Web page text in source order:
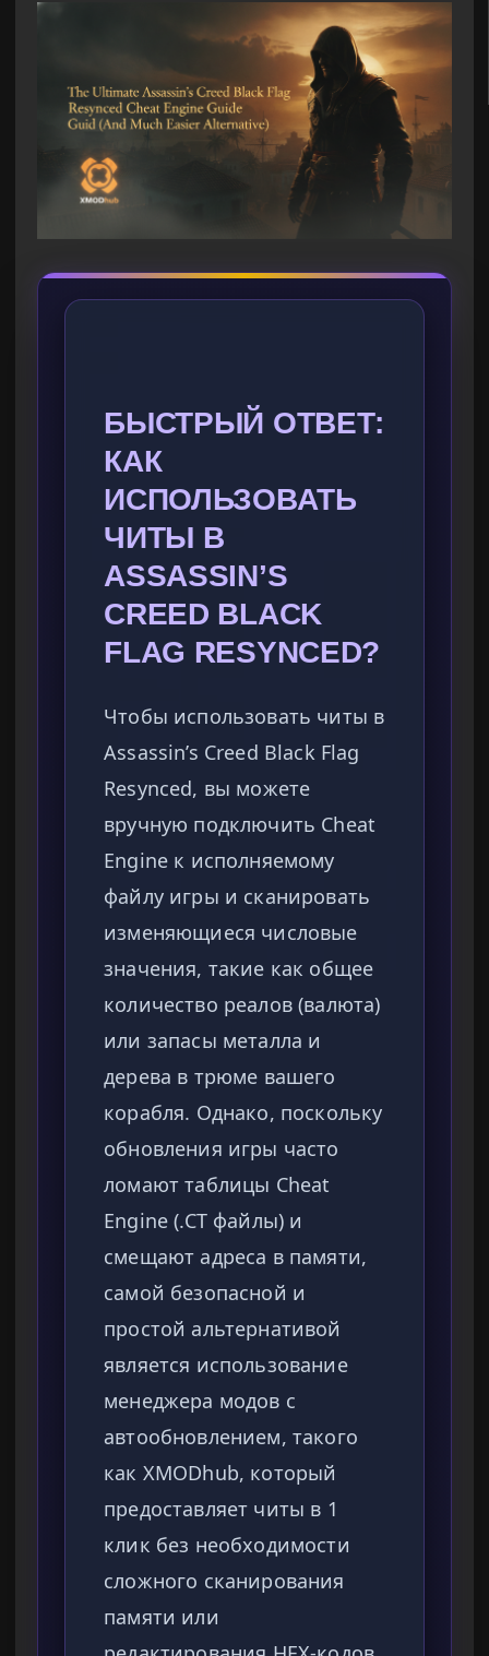
БЫСТРЫЙ ОТВЕТ:
КАК
ИСПОЛЬЗОВАТЬ
ЧИТЫ В
ASSASSIN’S
CREED BLACK
FLAG RESYNCED?
Чтобы использовать читы в
Assassin’s Creed Black Flag
Resynced, вы можете
вручную подключить Cheat
Engine к исполняемому
файлу игры и сканировать
изменяющиеся числовые
значения, такие как общее
количество реалов (валюта)
или запасы металла и
дерева в трюме вашего
корабля. Однако, поскольку
обновления игры часто
ломают таблицы Cheat
Engine (.CT файлы) и
смещают адреса в памяти,
самой безопасной и
простой альтернативой
является использование
менеджера модов с
автообновлением, такого
как XMODhub, который
предоставляет читы в 1
клик без необходимости
сложного сканирования
памяти или